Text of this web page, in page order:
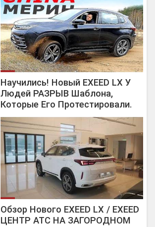
Научились! Новый EXEED LX У
Людей РАЗРЫВ Шаблона,
Которые Его Протестировали.
Обзор Нового EXEED LX / EXEED
ЦЕНТР АТС НА ЗАГОРОДНОМ